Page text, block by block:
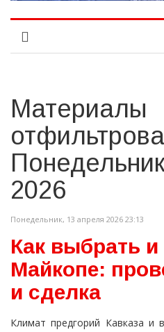
Материалы
2026
Понедельник, 13 апреля 2026 23:13
Как выбрать
Майкопе:
и сделка
Климат предгорий Кавказа и